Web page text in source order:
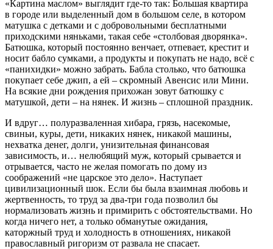
«Картина маслом» выглядит где-то так: Большая квартира
в городе или выделенный дом в большом селе, в котором
матушка с детками и с добровольными бесплатными
приходскими няньками, такая себе «столбовая дворянка».
Батюшка, который постоянно венчает, отпевает, крестит и
носит бабло сумками, а продукты и покупать не надо, всё с
«панихидки» можно забрать. Бабла столько, что батюшка
покупает себе джип, а ей – скромный Авенсис или Мини.
На всякие дни рождения прихожан зовут батюшку с
матушкой, дети – на нянек. И жизнь – сплошной праздник.
И вдруг… полуразваленная хибара, грязь, насекомые,
свиньи, куры, дети, никаких нянек, никакой машины,
нехватка денег, долги, унизительная финансовая
зависимость, и… нелюбящий муж, который срывается и
отрывается, часто не желая помогать по дому из
соображений «не царское это дело». Наступает
цивилизационный шок. Если бы была взаимная любовь и
жертвенность, то труд за два-три года позволил бы
нормализовать жизнь и примирить с обстоятельствами. Но
когда ничего нет, а только обманутые ожидания,
каторжный труд и холодность в отношениях, никакой
православный ригоризм от развала не спасает.